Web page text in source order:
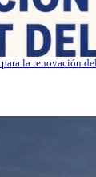
la renovación